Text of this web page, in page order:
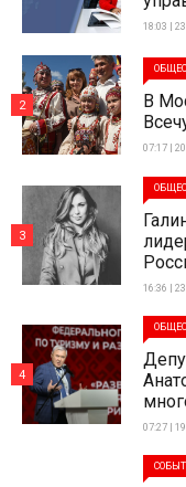
18:03 |
В
07:17 |
2
16:36 |
3
07:27 |
4